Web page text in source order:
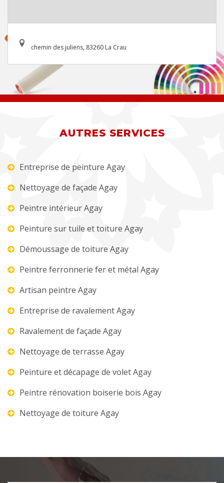
chemin des juliens, 83260 La Crau
AUTRES SERVICES
Entreprise de peinture Agay
Nettoyage de façade Agay
Peintre intérieur Agay
Peinture sur tuile et toiture Agay
Démoussage de toiture Agay
Peintre ferronnerie fer et métal Agay
Artisan peintre Agay
Entreprise de ravalement Agay
Ravalement de façade Agay
Nettoyage de terrasse Agay
Peinture et décapage de volet Agay
Peintre rénovation boiserie bois Agay
Nettoyage de toiture Agay